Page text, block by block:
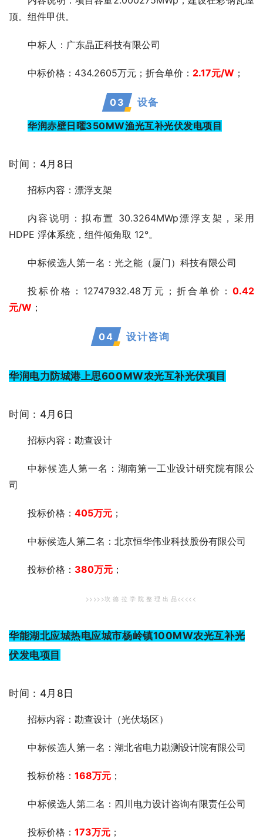
顶。组件甲供。
中标人 ：广东晶正科技有限公司
中标价格：434.2605万元；折合单价： 2.17元/W ；
03
设备
华润赤壁日曜350MW渔光互补光伏发电项目
时间：4月8日
招标内容：漂浮支架
内容说明：拟布置 30.3264MWp漂浮支架，采用
HDPE 浮体系统，组件倾角取 12°。
中标候选人第一名：光之能（厦门）科技有限公司
投标价格：12747932.48万元；折合单价： 0.42
元/W ；
04 设计咨询
华润电力防城港上思600MW农光互补光伏项目
时间：4月6日
招标内容：勘查设计
中标候选人第一名：湖南第一工业设计研究院有限公
司
投标价格： 405万元 ；
中标候选人第二名：北京恒华伟业科技股份有限公司
投标价格： 380万元 ；
>>>>>坎 德 拉 学 院 整 理 出 品<<<<<
华能湖北应城热电应城市杨岭镇100MW农光互补光
伏发电项目
时间：4月8日
招标内容：勘查设计（光伏场区）
中标候选人第一名：湖北省电力勘测设计院有限公司
投标价格： 168万元 ；
中标候选人第二名：四川电力设计咨询有限责任公司
投标价格： 173万元 ；